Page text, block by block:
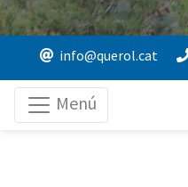
info@querol.cat
Menú